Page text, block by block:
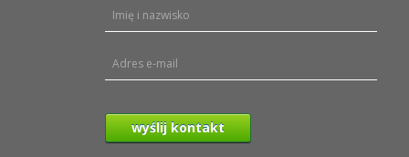
wyślij kontakt